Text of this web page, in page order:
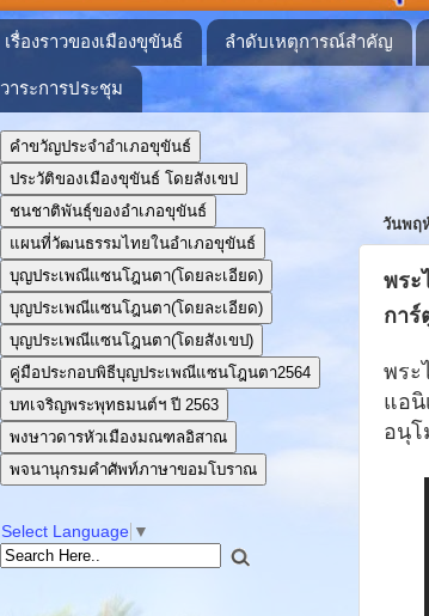
เรื่องราวของเมืองขุขันธ์ ลำดับเหตุการณ์สำคัญ
วาระการประชุม
ขุขันธ์
วันพฤ
พระ
การ์
พระ
แอนิ
อนุ
คำขวัญประจำอำเภอขุขันธ์
ประวัติของเมืองขุขันธ์ โดยสังเขป
ชนชาติพันธุ์ของอำเภอขุขันธ์
แผนที่วัฒนธรรมไทยในอำเภอขุขันธ์
บุญประเพณีแซนโฎนตา(โดยละเอียด)
บุญประเพณีแซนโฎนตา(โดยละเอียด)
บุญประเพณีแซนโฎนตา(โดยสังเขป)
คู่มือประกอบพิธีบุญประเพณีแซนโฎนตา2564
บทเจริญพระพุทธมนต์ฯ ปี 2563
พงษาวดารหัวเมืองมณฑลอิสาณ
พจนานุกรมคำศัพท์ภาษาขอมโบราณ
Select Language ▼